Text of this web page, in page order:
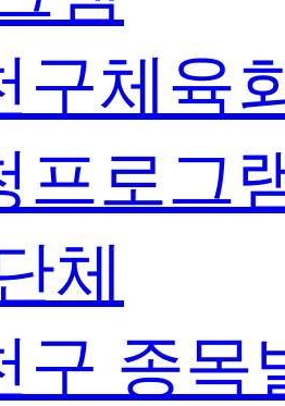
구체육
프로그
체
구 종목